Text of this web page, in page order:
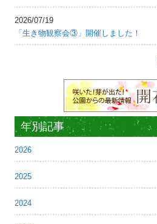
2026/07/19
「生き物観察会③」開催しました！
年別記事
2026
2025
2024